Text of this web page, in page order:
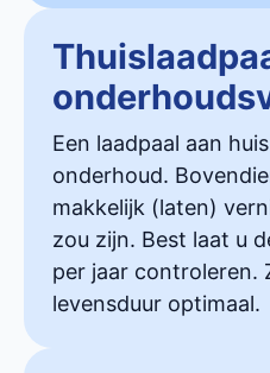
Een laadpaal aan
onderhoud.
makkelijk (laten)
zou zijn. Best laat u
per jaar controleren.
levensduur optimaal.